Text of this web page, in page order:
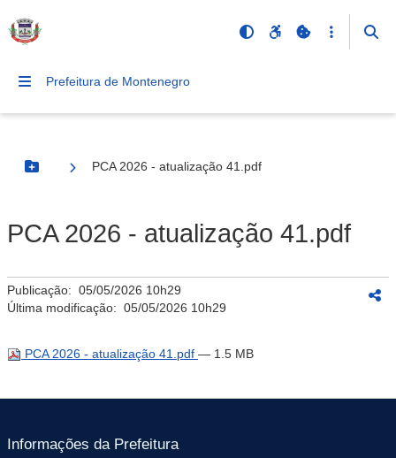
Prefeitura de Montenegro
Botão Menu
PCA 2026 - atualização 41.pdf
PCA 2026 - atualização 41.pdf
Publicação: 05/05/2026 10h29
Última modificação: 05/05/2026 10h29
PCA 2026 - atualização 41.pdf — 1.5 MB
Informações da Prefeitura